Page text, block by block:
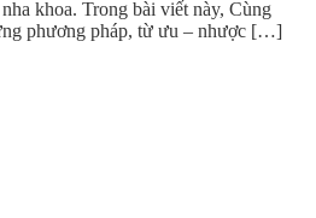
khoa. Trong bài viết này, Cùng
phương pháp, từ ưu – nhược […]